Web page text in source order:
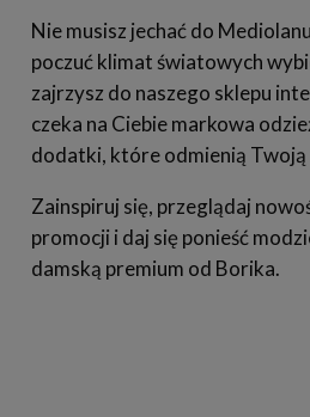
Nie musisz jechać do
poczuć klimat światowych
zajrzysz do naszego sklepu
czeka na Ciebie markowa
dodatki, które odmienią
Zainspiruj się, przeglądaj
promocji i daj się ponieść
damską premium od Borika.